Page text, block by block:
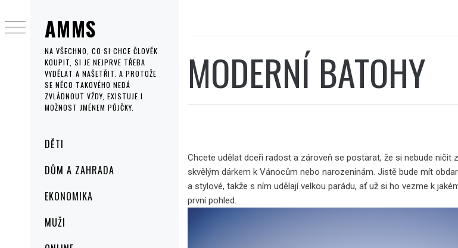
AMMS
NA VŠECHNO, CO SI CHCE ČLOVĚK
KOUPIT, SI JE NEJPRVE TŘEBA
VYDĚLAT A NAŠETŘIT. A PROTOŽE
SE NĚCO TAKOVÉHO NEDÁ
ZVLÁDNOUT VŽDY, EXISTUJE I
MOŽNOST JMÉNEM PŮJČKY.
Primary
MenuDĚTI
DŮM A ZAHRADA
EKONOMIKA
MUŽI
to
content
MODERNÍ BATOHY
Chcete udělat dceři radost a zároveň se postarat, že si nebude ničit
skvělým dárkem k Vánocům nebo narozeninám. Jistě bude mít
a stylové, takže s ním udělají velkou parádu, ať už si ho vezme k
první pohled.